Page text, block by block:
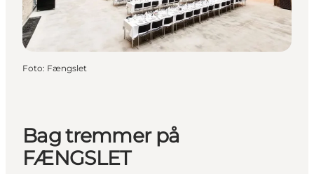
Foto: Fængslet
Bag tremmer på
FÆNGSLET